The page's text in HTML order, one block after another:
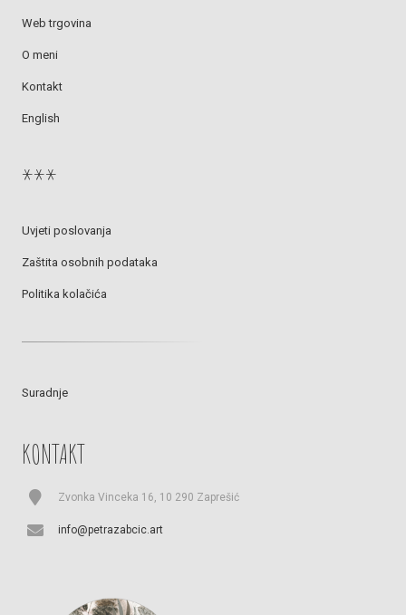
Web trgovina
O meni
Kontakt
English
***
Uvjeti poslovanja
Zaštita osobnih podataka
Politika kolačića
Suradnje
KONTAKT
Zvonka Vinceka 16, 10 290 Zaprešić
info@petrazabcic.art